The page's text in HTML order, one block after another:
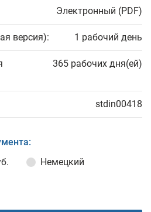
Электронный (PDF)
версия): 1 рабочий день
365 рабочих дня(ей)
stdin00418
Немецкий